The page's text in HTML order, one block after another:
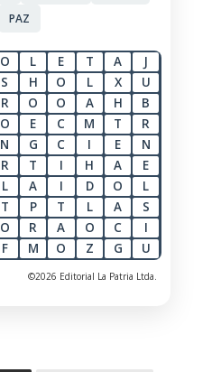
PAZ
O L E T A
J
S H O L X
U
R O O A H
B
O E C M T
R
N G C I E
N
R T I H A
E
L A I D O
L
T P T L A
S
O R A O C
I
F M O Z G U
©2026 Editorial La Patria Ltda.